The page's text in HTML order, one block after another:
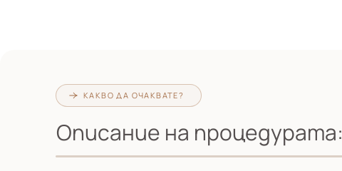
КАКВО ДА ОЧАКВАТЕ?
Описание на процедурата: